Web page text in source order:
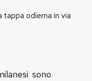
tappa odierna in via
sono